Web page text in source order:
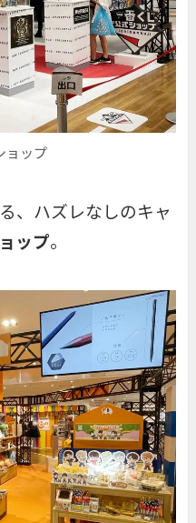
ョップ
、ハズレなしのキャ
ップ。